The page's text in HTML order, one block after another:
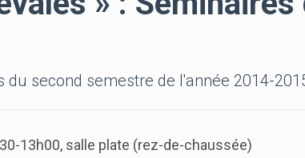
du second semestre de l'année 2014-
13h00, salle plate (rez-de-chaussée)